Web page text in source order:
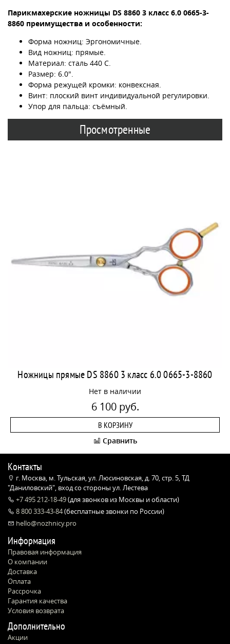
Парикмахерские ножницы DS 8860 3 класс 6.0 0665-3-
8860 преимущества и особенности:
Форма ножниц: Эргономичные.
Вид ножниц: прямые.
Материал: сталь 440 С.
Размер: 6.0".
Форма режущей кромки: конвексная.
Винт: плоский винт индивидуальной регулировки.
Упор для пальца: съёмный.
Просмотренные
Ножницы прямые DS 8860 3 класс 6.0 0665-3-8860
Нет в наличии
6 100 руб.
В КОРЗИНУ
Сравнить
Контакты
г. Москва, м. Тульская, ул. Люсиновская, д. 70, стр. 5, ТД
"Даниловский", вход со стороны ул. Лестева
+7 495 212-18-49(для звонков из Москвы и области)
8 800 333-43-84(бесплатные звонки по России)
hello@nozhnicy.pro
Информация
Правовая информация
О компании
Доставка
Оплата
Рассрочка
Гарантия качества
Условия возврата
Дополнительно
Акции